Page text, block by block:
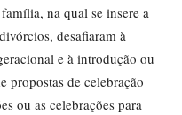
na qual se insere a
desafiaram à
e à introdução ou
propostas de celebração
ou as celebrações para